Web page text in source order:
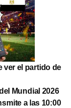
ver el partido de
Mundial 2026
a las 10:00